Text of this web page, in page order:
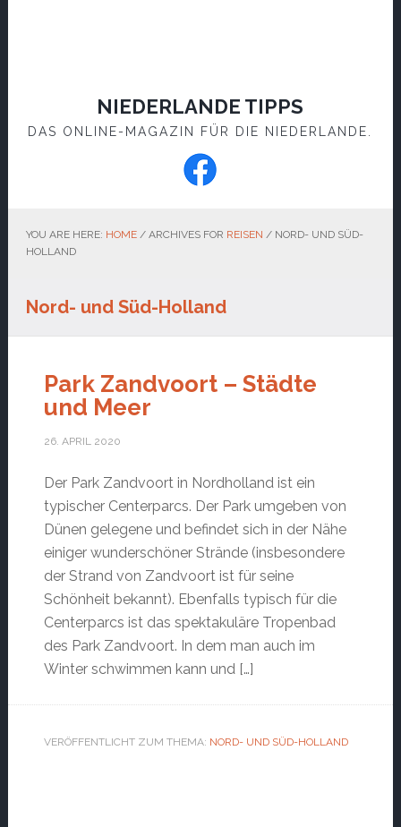
NIEDERLANDE TIPPS
DAS ONLINE-MAGAZIN FÜR DIE NIEDERLANDE.
YOU ARE HERE: HOME /ARCHIVES FOR REISEN /NORD- UND SÜD-
HOLLAND
Nord- und Süd-Holland
Park Zandvoort – Städte
und Meer
26. APRIL 2020
Der Park Zandvoort in Nordholland ist ein
typischer Centerparcs. Der Park umgeben von
Dünen gelegene und befindet sich in der Nähe
einiger wunderschöner Strände (insbesondere
der Strand von Zandvoort ist für seine
Schönheit bekannt). Ebenfalls typisch für die
Centerparcs ist das spektakuläre Tropenbad
des Park Zandvoort. In dem man auch im
Winter schwimmen kann und […]
VERÖFFENTLICHT ZUM THEMA: NORD- UND SÜD-HOLLAND